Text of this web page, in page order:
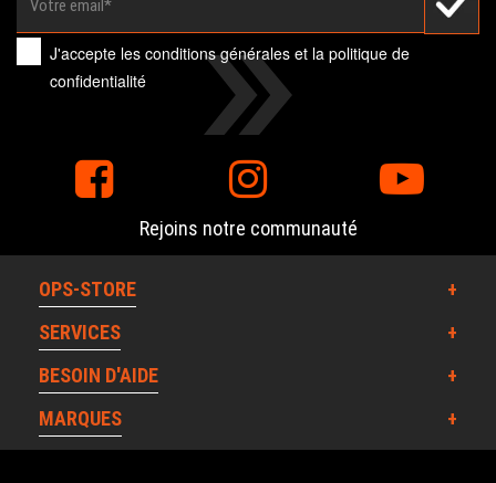
J'accepte lesconditions générales et lapolitique de
confidentialité
Rejoins notre communauté
OPS-STORE
SERVICES
BESOIN D'AIDE
MARQUES